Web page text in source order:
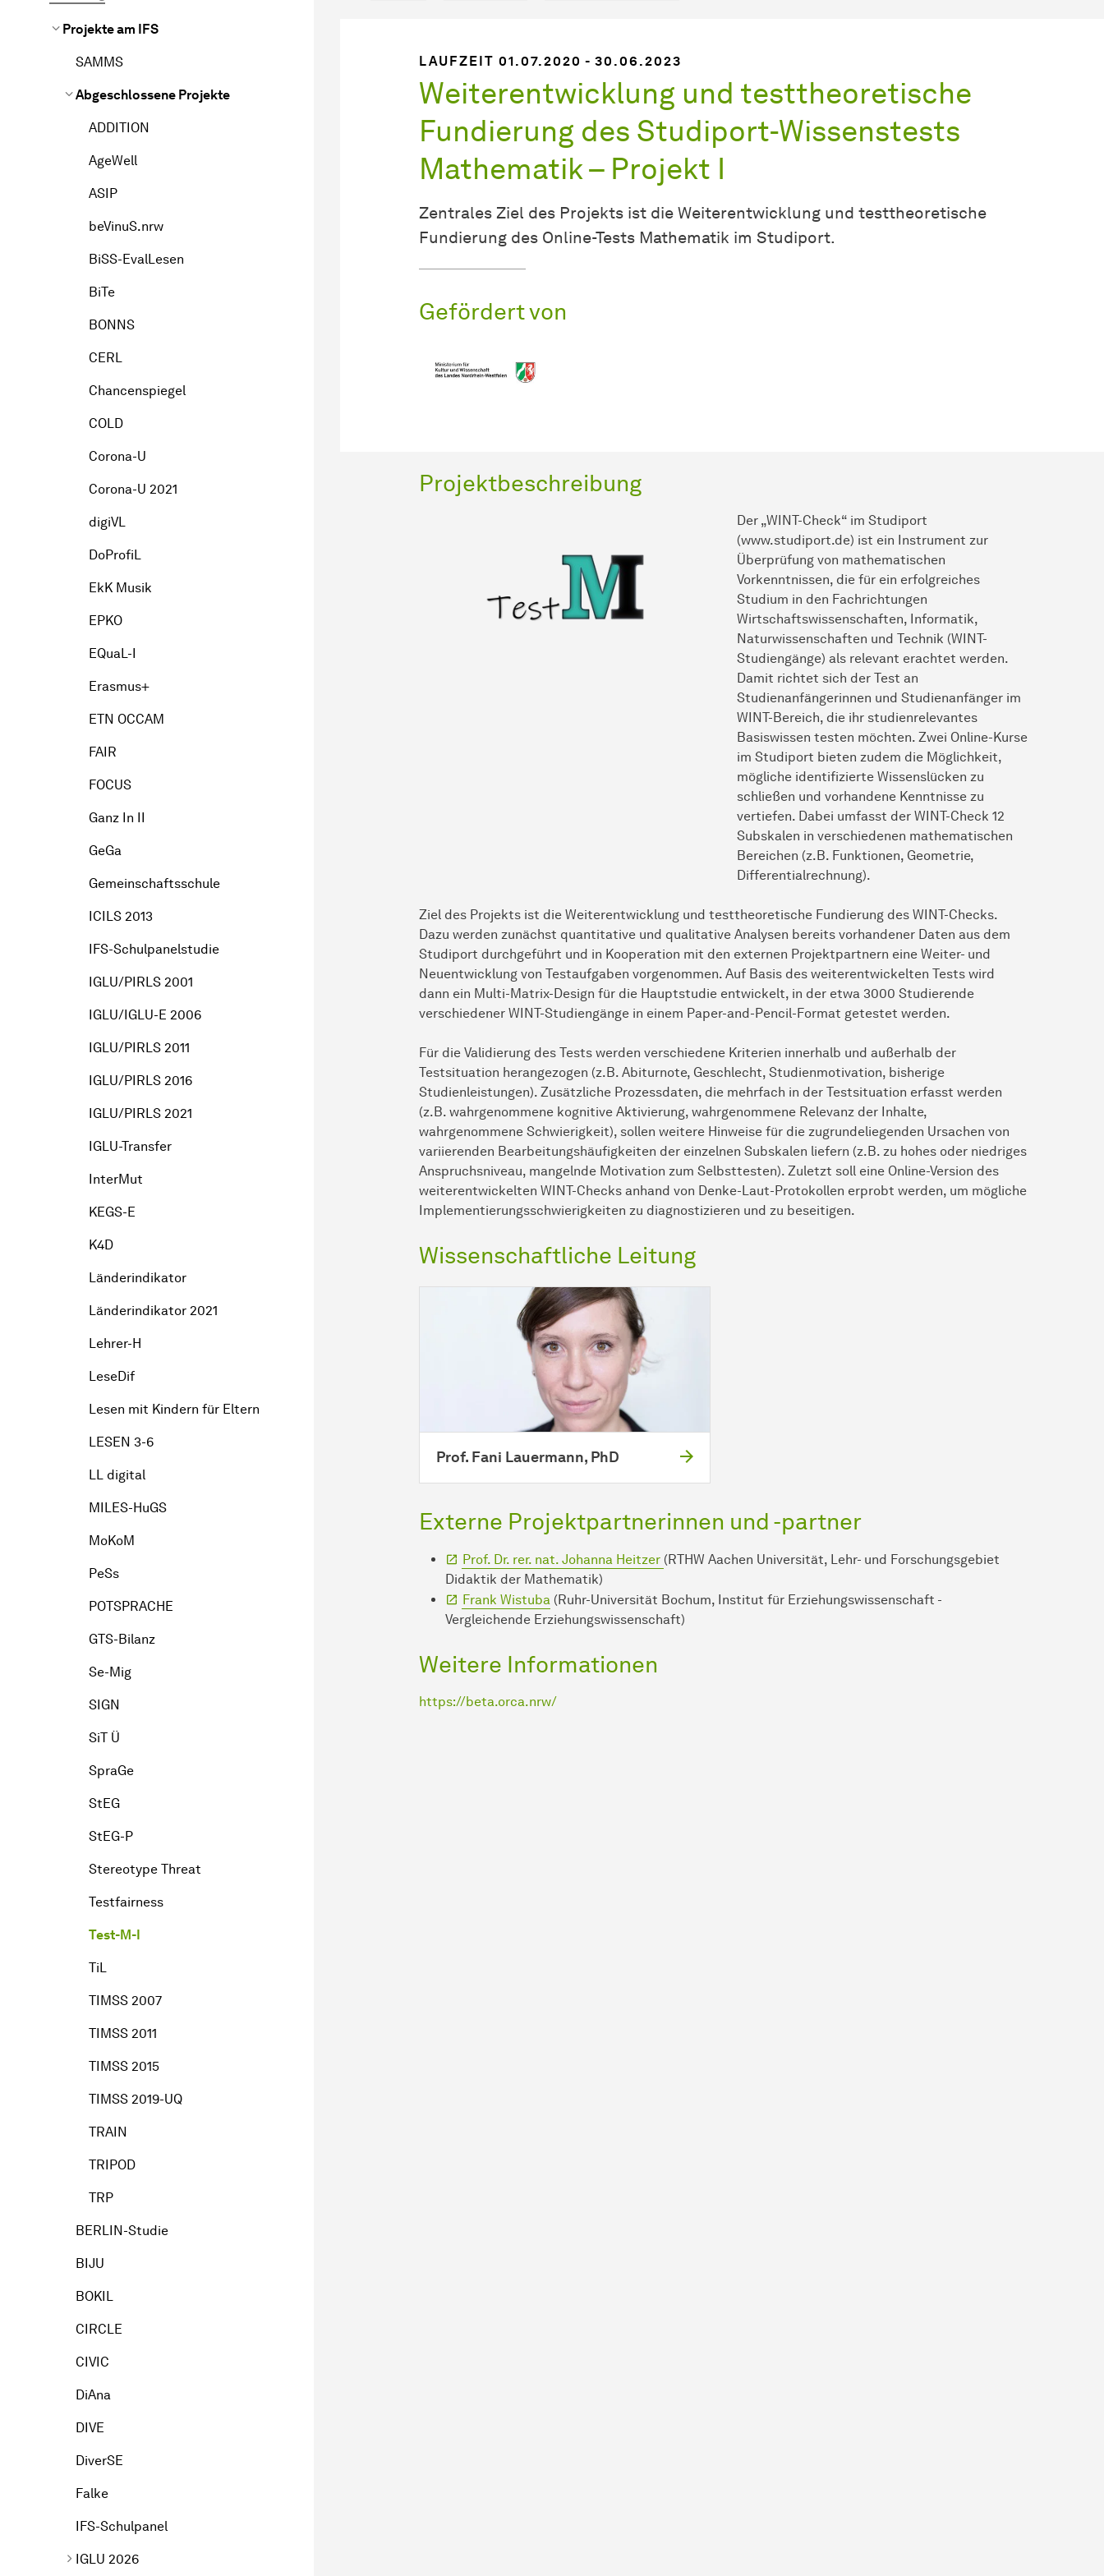
Projekte am IFS
SAMMS
Abgeschlossene Projekte
ADDITION
AgeWell
ASIP
beVinuS.nrw
BiSS-EvalLesen
BiTe
BONNS
CERL
Chancenspiegel
COLD
Corona-U
Corona-U 2021
digiVL
DoProfiL
EkK Musik
EPKO
EQuaL-I
Erasmus+
ETN OCCAM
FAIR
FOCUS
Ganz In II
GeGa
Gemeinschaftsschule
ICILS 2013
IFS-Schulpanelstudie
IGLU/PIRLS 2001
IGLU/IGLU-E 2006
IGLU/PIRLS 2011
IGLU/PIRLS 2016
IGLU/PIRLS 2021
IGLU-Transfer
InterMut
KEGS-E
K4D
Länderindikator
Länderindikator 2021
Lehrer-H
LeseDif
Lesen mit Kindern für Eltern
LESEN 3-6
LL digital
MILES-HuGS
MoKoM
PeSs
POTSPRACHE
GTS-Bilanz
Se-Mig
SIGN
SiT Ü
SpraGe
StEG
StEG-P
Stereotype Threat
Testfairness
Test-M-I
TiL
TIMSS 2007
TIMSS 2011
TIMSS 2015
TIMSS 2019-UQ
TRAIN
TRIPOD
TRP
BERLIN-Studie
BIJU
BOKIL
CIRCLE
CIVIC
DiAna
DIVE
DiverSE
Falke
IFS-Schulpanel
IGLU 2026
LAUFZEIT 01.07.2020 - 30.06.2023
Weiterentwicklung und testtheoretische
Fundierung des Studiport-Wissenstests
Mathematik – Projekt I
Zentrales Ziel des Projekts ist die Weiterentwicklung und testtheoretische
Fundierung des Online-Tests Mathematik im Studiport.
Gefördert von
Projektbeschreibung
Der „WINT-Check“ im Studiport
(www.studiport.de) ist ein Instrument zur
Überprüfung von mathematischen
Vorkenntnissen, die für ein erfolgreiches
Studium in den Fachrichtungen
Wirtschaftswissenschaften, Informatik,
Naturwissenschaften und Technik (WINT-
Studiengänge) als relevant erachtet werden.
Damit richtet sich der Test an
Studienanfängerinnen und Studienanfänger im
WINT-Bereich, die ihr studienrelevantes
Basiswissen testen möchten. Zwei Online-Kurse
im Studiport bieten zudem die Möglichkeit,
mögliche identifizierte Wissenslücken zu
schließen und vorhandene Kenntnisse zu
vertiefen. Dabei umfasst der WINT-Check 12
Subskalen in verschiedenen mathematischen
Bereichen (z.B. Funktionen, Geometrie,
Differentialrechnung).
Ziel des Projekts ist die Weiterentwicklung und testtheoretische Fundierung des WINT-Checks.
Dazu werden zunächst quantitative und qualitative Analysen bereits vorhandener Daten aus dem
Studiport durchgeführt und in Kooperation mit den externen Projektpartnern eine Weiter- und
Neuentwicklung von Testaufgaben vorgenommen. Auf Basis des weiterentwickelten Tests wird
dann ein Multi-Matrix-Design für die Hauptstudie entwickelt, in der etwa 3000 Studierende
verschiedener WINT-Studiengänge in einem Paper-and-Pencil-Format getestet werden.
Für die Validierung des Tests werden verschiedene Kriterien innerhalb und außerhalb der
Testsituation herangezogen (z.B. Abiturnote, Geschlecht, Studienmotivation, bisherige
Studienleistungen). Zusätzliche Prozessdaten, die mehrfach in der Testsituation erfasst werden
(z.B. wahrgenommene kognitive Aktivierung, wahrgenommene Relevanz der Inhalte,
wahrgenommene Schwierigkeit), sollen weitere Hinweise für die zugrundeliegenden Ursachen von
variierenden Bearbeitungshäufigkeiten der einzelnen Subskalen liefern (z.B. zu hohes oder niedriges
Anspruchsniveau, mangelnde Motivation zum Selbsttesten). Zuletzt soll eine Online-Version des
weiterentwickelten WINT-Checks anhand von Denke-Laut-Protokollen erprobt werden, um mögliche
Implementierungsschwierigkeiten zu diagnostizieren und zu beseitigen.
Wissenschaftliche Leitung
Prof. Fani Lauermann, PhD
Externe Projektpartnerinnen und -partner
Prof. Dr. rer. nat. Johanna Heitzer (RTHW Aachen Universität, Lehr- und Forschungsgebiet
Didaktik der Mathematik)
Frank Wistuba (Ruhr-Universität Bochum, Institut für Erziehungswissenschaft -
Vergleichende Erziehungswissenschaft)
Weitere Informationen
https://beta.orca.nrw/